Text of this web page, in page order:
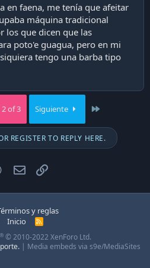
en faena, me tenía que afeitar
máquina tradicional
los que dicen que las
poto'e guagua, pero en mi
tengo una barba tipo
2 of 3 Siguiente
REGISTER TO REPLY HERE.
WhatsApp
Email
y reglas
Inicio
R
S
® © 2010-2022 XenForo Ltd.
| Media embeds via s9e/MediaSites